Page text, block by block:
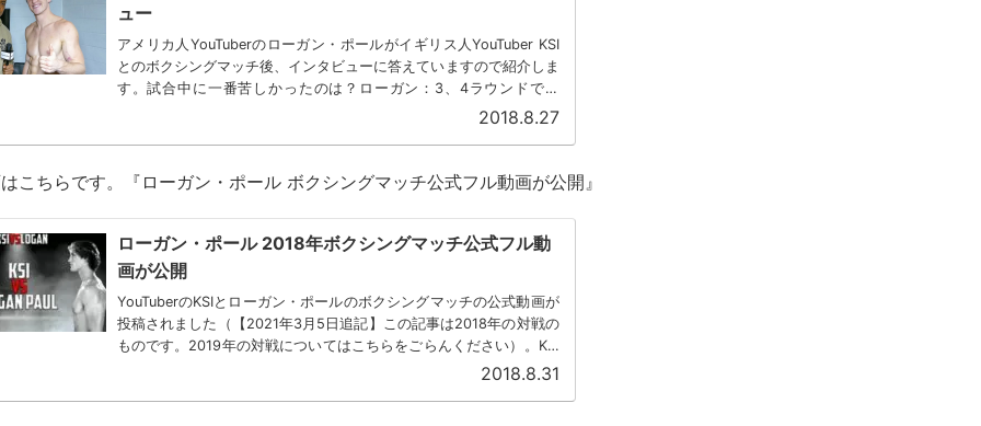
ュー
アメリカ人YouTuberのローガン・ポールがイギリス人YouTuber KSI
とのボクシングマッチ後、インタビューに答えていますので紹介しま
す。試合中に一番苦しかったのは？ローガン：3、4ラウンドで、
2018.8.27
こちらです。『ローガン・ポール ボクシングマッチ公式フル動画が公開』
ローガン・ポール 2018年ボクシングマッチ公式フル動
画が公開
YouTuberのKSIとローガン・ポールのボクシングマッチの公式動画が
投稿されました（【2021年3月5日追記】この記事は2018年の対戦の
ものです。2019年の対戦についてはこちらをごらんください）。KSI
2018.8.31